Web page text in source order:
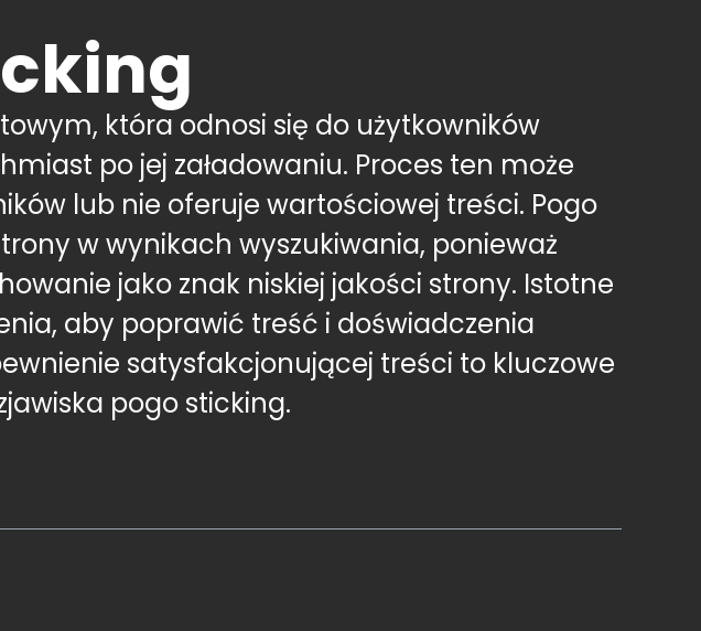
która odnosi się do użytkowników
po jej załadowaniu. Proces ten może
lub nie oferuje wartościowej treści. Pogo
w wynikach wyszukiwania, ponieważ
jako znak niskiej jakości strony. Istotne
aby poprawić treść i doświadczenia
satysfakcjonującej treści to kluczowe
pogo sticking.